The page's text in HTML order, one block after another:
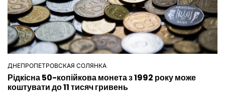
ОПУБЛІКУВАТИ
У
ДНЕПРОПЕТРОВСКАЯ СОЛЯНКА
Рідкісна 50-копійкова монета з 1992 року може
коштувати до 11 тисяч гривень